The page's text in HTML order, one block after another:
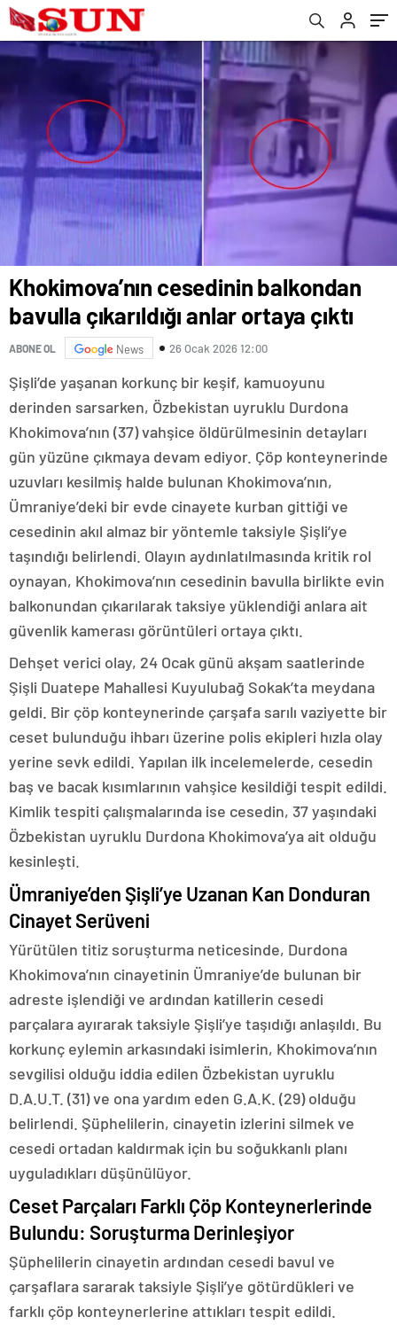
Khokimova’nın cesedinin balkondan
bavulla çıkarıldığı anlar ortaya çıktı
ABONE OL News 26 Ocak 2026 12:00
Şişli’de yaşanan korkunç bir keşif, kamuoyunu
derinden sarsarken, Özbekistan uyruklu Durdona
Khokimova’nın (37) vahşice öldürülmesinin detayları
gün yüzüne çıkmaya devam ediyor. Çöp konteynerinde
uzuvları kesilmiş halde bulunan Khokimova’nın,
Ümraniye’deki bir evde cinayete kurban gittiği ve
cesedinin akıl almaz bir yöntemle taksiyle Şişli’ye
taşındığı belirlendi. Olayın aydınlatılmasında kritik rol
oynayan, Khokimova’nın cesedinin bavulla birlikte evin
balkonundan çıkarılarak taksiye yüklendiği anlara ait
güvenlik kamerası görüntüleri ortaya çıktı.
Dehşet verici olay, 24 Ocak günü akşam saatlerinde
Şişli Duatepe Mahallesi Kuyulubağ Sokak’ta meydana
geldi. Bir çöp konteynerinde çarşafa sarılı vaziyette bir
ceset bulunduğu ihbarı üzerine polis ekipleri hızla olay
yerine sevk edildi. Yapılan ilk incelemelerde, cesedin
baş ve bacak kısımlarının vahşice kesildiği tespit edildi.
Kimlik tespiti çalışmalarında ise cesedin, 37 yaşındaki
Özbekistan uyruklu Durdona Khokimova’ya ait olduğu
kesinleşti.
Ümraniye’den Şişli’ye Uzanan Kan Donduran
Cinayet Serüveni
Yürütülen titiz soruşturma neticesinde, Durdona
Khokimova’nın cinayetinin Ümraniye’de bulunan bir
adreste işlendiği ve ardından katillerin cesedi
parçalara ayırarak taksiyle Şişli’ye taşıdığı anlaşıldı. Bu
korkunç eylemin arkasındaki isimlerin, Khokimova’nın
sevgilisi olduğu iddia edilen Özbekistan uyruklu
D.A.U.T. (31) ve ona yardım eden G.A.K. (29) olduğu
belirlendi. Şüphelilerin, cinayetin izlerini silmek ve
cesedi ortadan kaldırmak için bu soğukkanlı planı
uyguladıkları düşünülüyor.
Ceset Parçaları Farklı Çöp Konteynerlerinde
Bulundu: Soruşturma Derinleşiyor
Şüphelilerin cinayetin ardından cesedi bavul ve
çarşaflara sararak taksiyle Şişli’ye götürdükleri ve
farklı çöp konteynerlerine attıkları tespit edildi.